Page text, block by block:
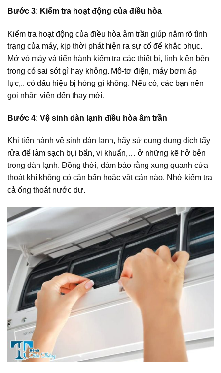
Bước 3: Kiểm tra hoạt động của điều hòa
Kiểm tra hoạt động của điều hòa âm trần giúp nắm rõ tình
trạng của máy, kịp thời phát hiện ra sự cố để khắc phục.
Mở vỏ máy và tiến hành kiểm tra các thiết bị, linh kiện bên
trong có sai sót gì hay không. Mô-tơ điện, máy bơm áp
lực,.. có dấu hiệu bị hỏng gì không. Nếu có, các bạn nên
gọi nhân viên đến thay mới.
Bước 4: Vệ sinh dàn lạnh điều hòa âm trần
Khi tiến hành vệ sinh dàn lạnh, hãy sử dụng dung dịch tẩy
rửa để làm sạch bụi bẩn, vi khuẩn,… ở những kẽ hở bên
trong dàn lạnh. Đồng thời, đảm bảo rằng xung quanh cửa
thoát khí không có cặn bẩn hoặc vật cản nào. Nhớ kiểm tra
cả ống thoát nước dư.